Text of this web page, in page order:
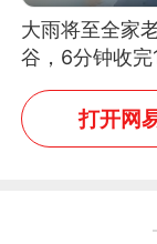
大雨将至全家
谷，6分钟收完
没有一个人掉
打开网